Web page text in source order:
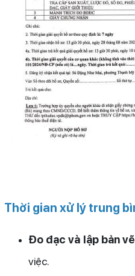
Thời gian xử lý trung
Đo đạc và lập bản
việc.